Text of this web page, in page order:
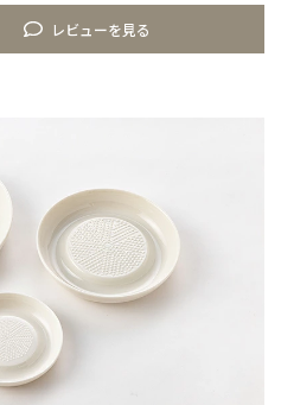
レビューを見る